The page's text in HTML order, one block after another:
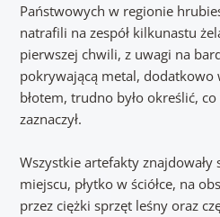
Państwowych w regionie
natrafili na zespół kilkunastu
pierwszej chwili, z uwagi na
pokrywającą metal, dodatkowo
błotem, trudno było określić,
zaznaczył.
Wszystkie artefakty
miejscu, płytko w ściółce, na
przez ciężki sprzęt leśny oraz